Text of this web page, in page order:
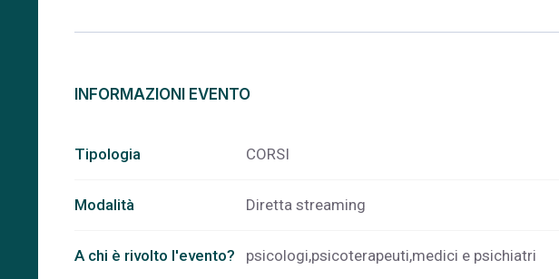
INFORMAZIONI EVENTO
Tipologia CORSI
Modalità Diretta streaming
A chi è rivolto l'evento? psicologi,psicoterapeuti,medici e psichiatri